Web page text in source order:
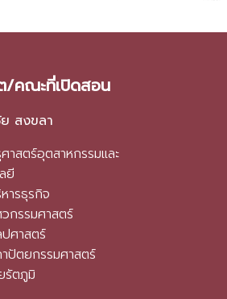
/คณะที่เปิดสอน
สงขลา
าสตร์อุตสาหกรรมและ
ยี
ารธุรกิจ
กรรมศาสตร์
ศาสตร์
ปัตยกรรมศาสตร์
รัตภูมิ